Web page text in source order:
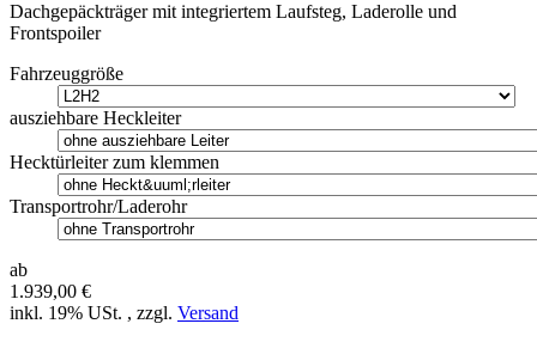
Dachgepäckträger mit integriertem Laufsteg, Laderolle und
Frontspoiler
Fahrzeuggröße
ausziehbare Heckleiter
Hecktürleiter zum klemmen
Transportrohr/Laderohr
ab
1.939,00 €
inkl. 19% USt. , zzgl. Versand